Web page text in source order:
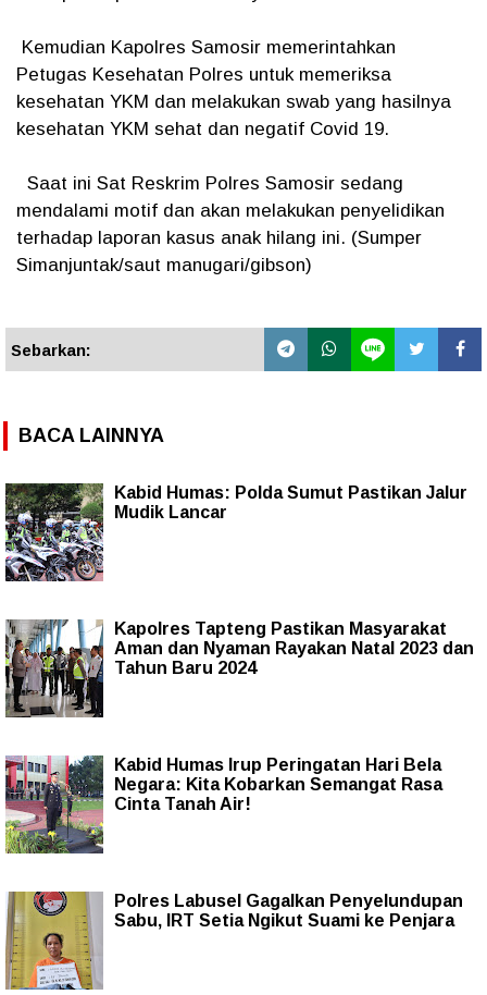
Kemudian Kapolres Samosir memerintahkan
Petugas Kesehatan Polres untuk memeriksa
kesehatan YKM dan melakukan swab yang hasilnya
kesehatan YKM sehat dan negatif Covid 19.
Saat ini Sat Reskrim Polres Samosir sedang
mendalami motif dan akan melakukan penyelidikan
terhadap laporan kasus anak hilang ini. (Sumper
Simanjuntak/saut manugari/gibson)
Sebarkan:
BACA LAINNYA
Kabid Humas: Polda Sumut Pastikan Jalur
Mudik Lancar
Kapolres Tapteng Pastikan Masyarakat
Aman dan Nyaman Rayakan Natal 2023 dan
Tahun Baru 2024
Kabid Humas Irup Peringatan Hari Bela
Negara: Kita Kobarkan Semangat Rasa
Cinta Tanah Air!
Polres Labusel Gagalkan Penyelundupan
Sabu, IRT Setia Ngikut Suami ke Penjara